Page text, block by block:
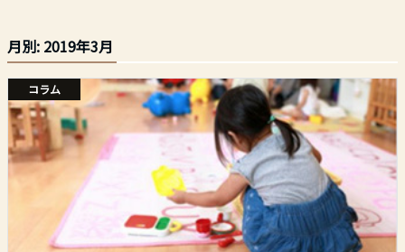
月別: 2019年3月
コラム